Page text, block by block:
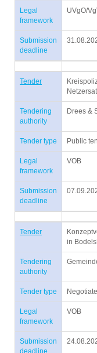
Legal
framework
UVgO/
Submission
deadline
Tender
Tendering
authority
Drees &
Tender type Public
Legal
framework
VOB
Submission
deadline
Tender
in
Tendering
authority
Tender type
Legal
framework
VOB
Submission
deadline